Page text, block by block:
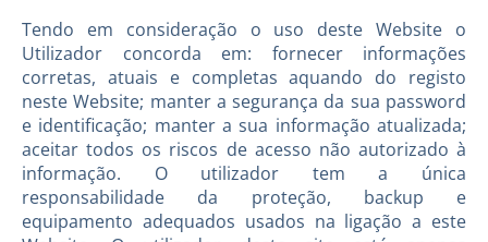
Tendo em consideração o uso deste Website o
Utilizador concorda em: fornecer informações
corretas, atuais e completas aquando do registo
neste Website; manter a segurança da sua password
e identificação; manter a sua informação atualizada;
aceitar todos os riscos de acesso não autorizado à
informação. O utilizador tem a única
responsabilidade da proteção, backup e
equipamento adequados usados na ligação a este